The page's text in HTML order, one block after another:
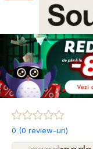
0 (0 review-uri)